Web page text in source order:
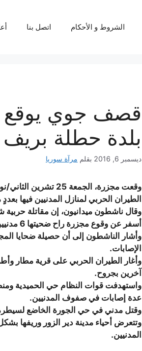
الشروط و الأحكام اتصل بنا
قصف جوي يوقع
بلدة حطلة بريف
ديسمبر 6, 2016 بقلم مرآة سوريا
الطيران الحربي لمنازل المدنيين فيها
وقال ناشطون ميدانيون، إن مقاتلة حربية
أسفر عن وقوع مجزرة راح ضحيتها 6 مدنيين، بالإضافة إلى سقوط عدة إصابات بينهم نساء وأطفال.
وأشار الناشطون إلى أن حصيلة ضحايا
الإصابات.
وأغار الطيران الحربي على قرية مطار
آخرين بجروح.
واستهدفت قوات النظام حي الحميدية
عدة إصابات في صفوف المدنيين.
وقتل مدني في حي الجورة الخاضع
وتتعرض أحياء مدينة دير الزور
المدنيين.